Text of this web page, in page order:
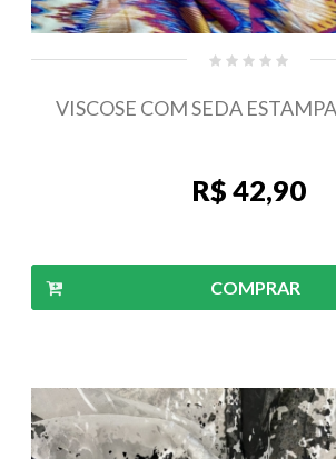
VISCOSE COM SEDA
R$ 42,90
COMPRAR